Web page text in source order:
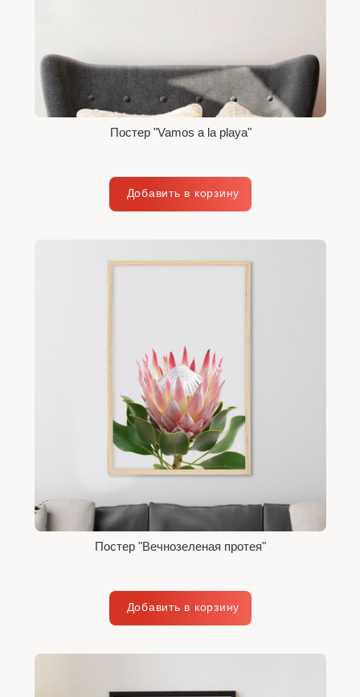
Постер "Vamos a la playa"
Постер "Вечнозеленая протея"